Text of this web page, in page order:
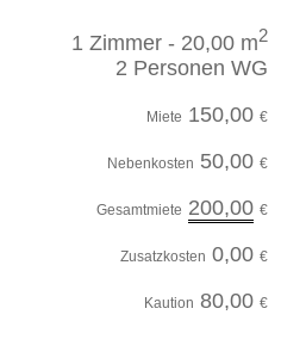
1 Zimmer - 20,00 m2
2 Personen WG
Miete 150,00 €
Nebenkosten 50,00 €
Gesamtmiete 200,00 €
Zusatzkosten 0,00 €
Kaution 80,00 €